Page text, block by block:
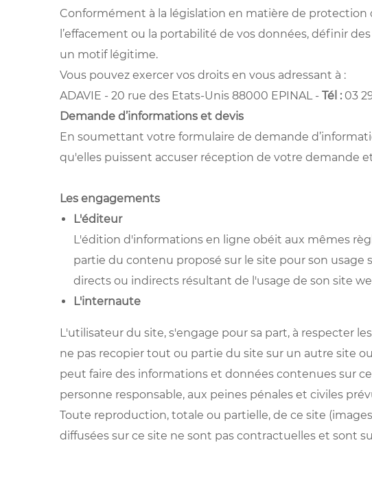
Conformément à la législation en matière de protection
l’effacement ou la portabilité de vos données, définir
un motif légitime.
Vous pouvez exercer vos droits en vous adressant à :
ADAVIE - 20 rue des Etats-Unis 88000 EPINAL - Tél : 03
Demande d’informations et devis
En soumettant votre formulaire de demande
qu'elles puissent accuser réception de votre demande
Les engagements
L'éditeur
L'édition d'informations en ligne obéit aux mêmes
partie du contenu proposé sur le site pour son
directs ou indirects résultant de l'usage de son site
L'internaute
L'utilisateur du site, s'engage pour sa part, à respecter
ne pas recopier tout ou partie du site sur un autre site
peut faire des informations et données contenues sur
personne responsable, aux peines pénales et civiles
Toute reproduction, totale ou partielle, de ce site
diffusées sur ce site ne sont pas contractuelles et sont